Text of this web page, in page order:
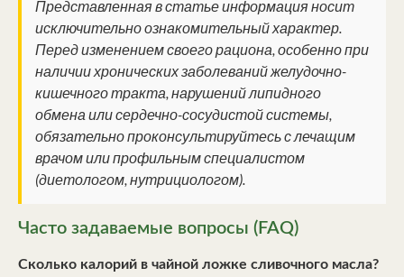
Представленная в статье информация носит
исключительно ознакомительный характер.
Перед изменением своего рациона, особенно при
наличии хронических заболеваний желудочно-
кишечного тракта, нарушений липидного
обмена или сердечно-сосудистой системы,
обязательно проконсультируйтесь с лечащим
врачом или профильным специалистом
(диетологом, нутрициологом).
Часто задаваемые вопросы (FAQ)
Сколько калорий в чайной ложке сливочного масла?